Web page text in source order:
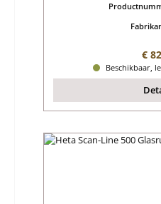
€
Beschikbaar,